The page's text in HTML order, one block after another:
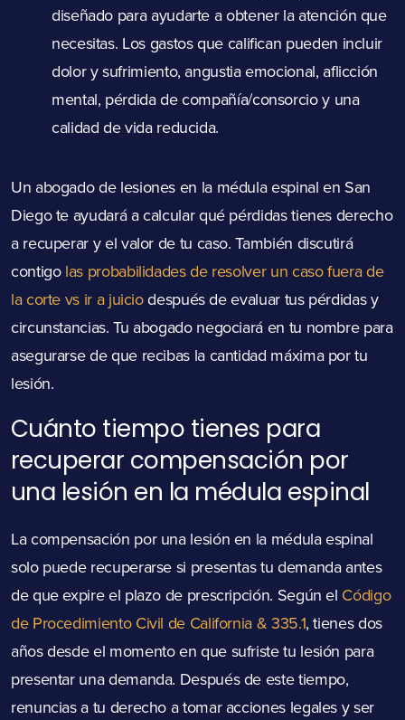
diseñado para ayudarte a obtener la atención que
necesitas. Los gastos que califican pueden incluir
dolor y sufrimiento, angustia emocional, aflicción
mental, pérdida de compañía/consorcio y una
calidad de vida reducida.
Un abogado de lesiones en la médula espinal en San
Diego te ayudará a calcular qué pérdidas tienes derecho
a recuperar y el valor de tu caso. También discutirá
contigo las probabilidades de resolver un caso fuera de
la corte vs ir a juiciodespués de evaluar tus pérdidas y
circunstancias. Tu abogado negociará en tu nombre para
asegurarse de que recibas la cantidad máxima por tu
lesión.
Cuánto tiempo tienes para
recuperar compensación por
una lesión en la médula espinal
La compensación por una lesión en la médula espinal
solo puede recuperarse si presentas tu demanda antes
de que expire el plazo de prescripción. Según el Código
de Procedimiento Civil de California & 335.1, tienes dos
años desde el momento en que sufriste tu lesión para
presentar una demanda. Después de este tiempo,
renuncias a tu derecho a tomar acciones legales y ser